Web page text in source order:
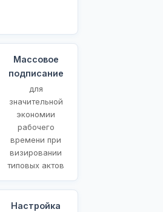
Массовое
подписание
для
значительной
экономии
рабочего
времени при
визировании
типовых актов
Настройка